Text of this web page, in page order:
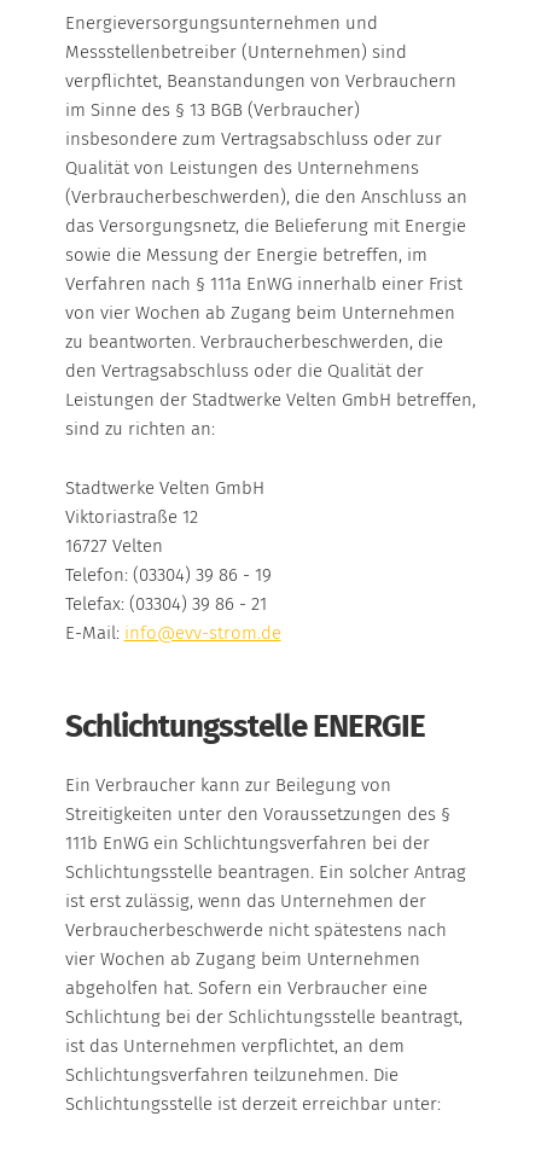
WEITERE INFORMATIONEN
ERDGAS
HEIZGAS
HEIZGAS UMLAND
KOCHGAS
HAFEN
ÜBERSICHT
FOTOGALERIE
WEITERE INFORMATIONEN
UMLAND
WÄRMEPUMPE
WÄRMESPEICHER
Local Energy Verbund
Stromkennzeichnung
Marktpartner
Netzanschluss
Energieversorgungsunternehmen und
Messstellenbetreiber (Unternehmen) sind
verpflichtet, Beanstandungen von Verbrauchern
im Sinne des § 13 BGB (Verbraucher)
insbesondere zum Vertragsabschluss oder zur
Qualität von Leistungen des Unternehmens
(Verbraucherbeschwerden), die den Anschluss an
das Versorgungsnetz, die Belieferung mit Energie
sowie die Messung der Energie betreffen, im
Verfahren nach § 111a EnWG innerhalb einer Frist
von vier Wochen ab Zugang beim Unternehmen
zu beantworten. Verbraucherbeschwerden, die
den Vertragsabschluss oder die Qualität der
Leistungen der Stadtwerke Velten GmbH betreffen,
sind zu richten an:
Stadtwerke Velten GmbH
Viktoriastraße 12
16727 Velten
Telefon: (03304) 39 86 - 19
Telefax: (03304) 39 86 - 21
E-Mail: info@evv-strom.de
Schlichtungsstelle ENERGIE
Ein Verbraucher kann zur Beilegung von
Streitigkeiten unter den Voraussetzungen des §
111b EnWG ein Schlichtungsverfahren bei der
Schlichtungsstelle beantragen. Ein solcher Antrag
ist erst zulässig, wenn das Unternehmen der
Verbraucherbeschwerde nicht spätestens nach
vier Wochen ab Zugang beim Unternehmen
abgeholfen hat. Sofern ein Verbraucher eine
Schlichtung bei der Schlichtungsstelle beantragt,
ist das Unternehmen verpflichtet, an dem
Schlichtungsverfahren teilzunehmen. Die
Schlichtungsstelle ist derzeit erreichbar unter: